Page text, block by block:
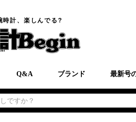
時計、楽しんでる?
Q&A ブランド 最新号
ですか？